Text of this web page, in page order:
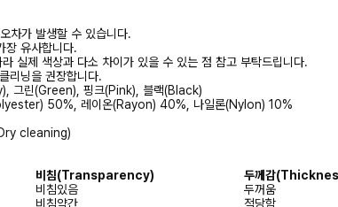
차가 발생할 수 있습니다.
장 유사합니다.
실제 색상과 다소 차이가 있을 수 있는 점 참고 부탁드립니다.
리닝을 권장합니다.
그린(Green), 핑크(Pink), 블랙(Black)
50%, 레이온(Rayon) 40%, 나일론(Nylon) 10%
cleaning)
비침(Transparency) 두께감
비침있음
두꺼움
비침약간
적당함